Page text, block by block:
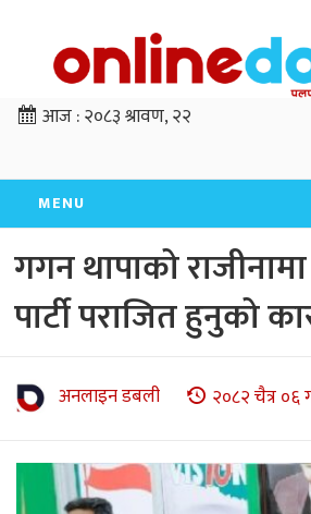
आज :२०८३ श्रावण, २२
MENU
गगन थापाको
पार्टी पराजित हुनुको
अनलाइन डबली २०८२ चैत्र